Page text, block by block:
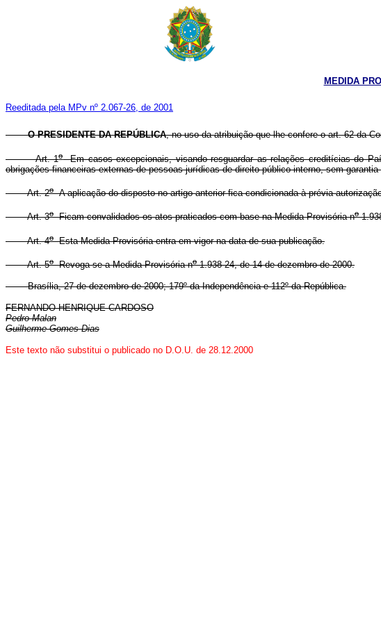
MEDIDA
Reeditada pela MPv nº 2.067-26, de 2001
O PRESIDENTE DA REPÚBLICA, no uso da atribuição que lhe confere o art. 62 da
Art. 1oEm casos excepcionais, visando resguardar as relações creditícias do
obrigações financeiras externas de pessoas jurídicas de direito público interno, sem
Art. 2oA aplicação do disposto no artigo anterior fica condicionada à prévia
Art. 3oFicam convalidados os atos praticados com base na Medida Provisória no
Art. 4oEsta Medida Provisória entra em vigor na data de sua publicação.
Art. 5oRevoga-se a Medida Provisória no1.938-24, de 14 de dezembro de 2000.
Brasília, 27 de dezembro de 2000; 179º da Independência e 112º da República.
FERNANDO HENRIQUE CARDOSO
Pedro Malan
Guilherme Gomes Dias
Este texto não substitui o publicado no D.O.U. de 28.12.2000